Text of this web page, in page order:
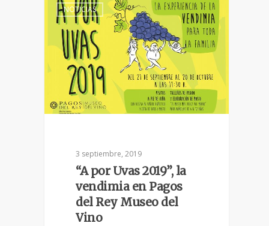
NOTICIAS
3 septiembre, 2019
“A por Uvas 2019”, la
vendimia en Pagos
del Rey Museo del
Vino